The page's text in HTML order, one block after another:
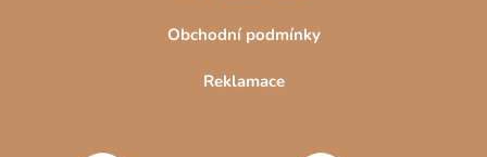
Obchodní podmínky
Reklamace